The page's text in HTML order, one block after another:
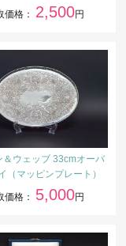
価格： 2,500円
＆ウェッブ 33cmオーバ
（マッピンプレート）
価格： 5,000円